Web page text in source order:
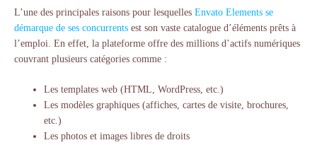
L’une des principales raisons pour lesquelles Envato Elements se
démarque de ses concurrents est son vaste catalogue d’éléments prêts à
l’emploi. En effet, la plateforme offre des millions d’actifs numériques
couvrant plusieurs catégories comme :
Les templates web (HTML, WordPress, etc.)
Les modèles graphiques (affiches, cartes de visite, brochures,
etc.)
Les photos et images libres de droits